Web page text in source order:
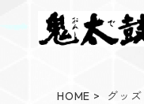
HOME グッズ